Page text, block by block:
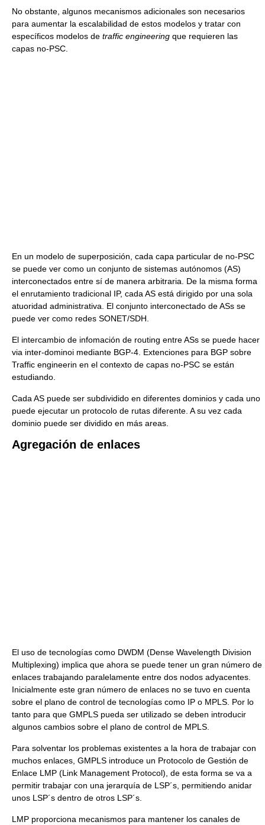
No obstante, algunos mecanismos adicionales son necesarios
para aumentar la escalabilidad de estos modelos y tratar con
específicos modelos de traffic engineering que requieren las
capas no-PSC.
En un modelo de superposición, cada capa particular de no-PSC
se puede ver como un conjunto de sistemas autónomos (AS)
interconectados entre sí de manera arbitraria. De la misma forma
el enrutamiento tradicional IP, cada AS está dirigido por una sola
atuoridad administrativa. El conjunto interconectado de ASs se
puede ver como redes SONET/SDH.
El intercambio de infomación de routing entre ASs se puede hacer
via inter-dominoi mediante BGP-4. Extenciones para BGP sobre
Traffic engineerin en el contexto de capas no-PSC se están
estudiando.
Cada AS puede ser subdividido en diferentes dominios y cada uno
puede ejecutar un protocolo de rutas diferente. A su vez cada
dominio puede ser dividido en más areas.
Agregación de enlaces
El uso de tecnologías como DWDM (Dense Wavelength Division
Multiplexing) implica que ahora se puede tener un gran número de
enlaces trabajando paralelamente entre dos nodos adyacentes.
Inicialmente este gran número de enlaces no se tuvo en cuenta
sobre el plano de control de tecnologías como IP o MPLS. Por lo
tanto para que GMPLS pueda ser utilizado se deben introducir
algunos cambios sobre el plano de control de MPLS.
Para solventar los problemas existentes a la hora de trabajar con
muchos enlaces, GMPLS introduce un Protocolo de Gestión de
Enlace LMP (Link Management Protocol), de esta forma se va a
permitir trabajar con una jerarquía de LSP´s, permitiendo anidar
unos LSP´s dentro de otros LSP´s.
LMP proporciona mecanismos para mantener los canales de